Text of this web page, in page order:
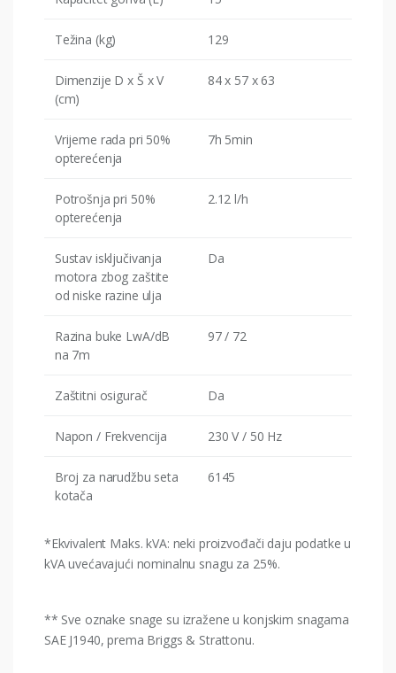
Težina (kg) 129
Dimenzije D x Š x V
(cm)
84 x 57 x 63
Vrijeme rada pri 50%
opterećenja
7h 5min
Potrošnja pri 50%
opterećenja
2.12 l/h
Sustav isključivanja
motora zbog zaštite
od niske razine ulja
Da
Razina buke LwA/dB
na 7m
97 / 72
Zaštitni osigurač Da
Napon / Frekvencija 230 V / 50 Hz
Broj za narudžbu seta
kotača
6145
*Ekvivalent Maks. kVA: neki proizvođači daju podatke u
kVA uvećavajući nominalnu snagu za 25%.
** Sve oznake snage su izražene u konjskim snagama
SAE J1940, prema Briggs & Strattonu.